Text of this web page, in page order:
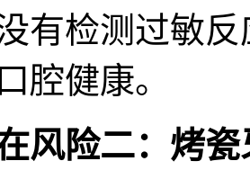
有检测过敏
腔健康。
风险二：烤